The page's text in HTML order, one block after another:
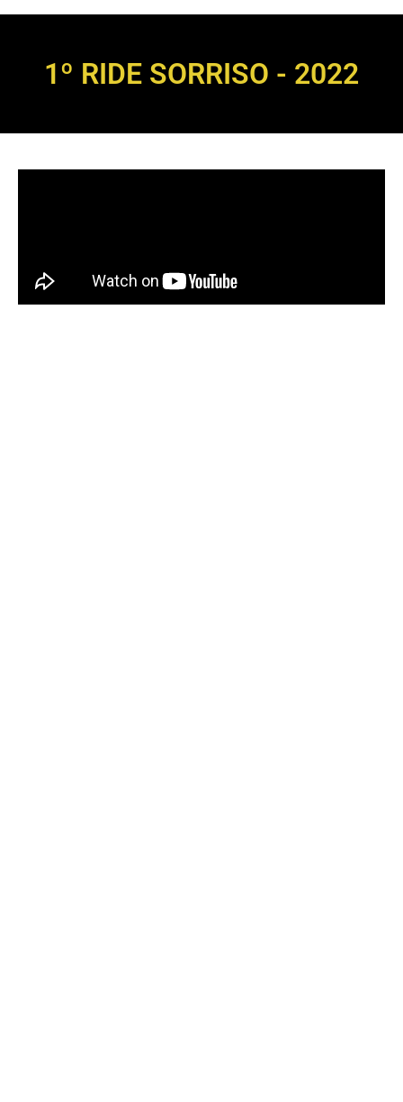
1º RIDE SORRISO - 2022